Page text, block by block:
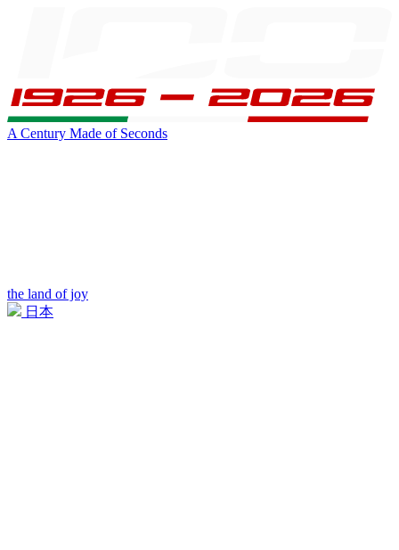
A Century Made of Seconds
the land of joy
日本